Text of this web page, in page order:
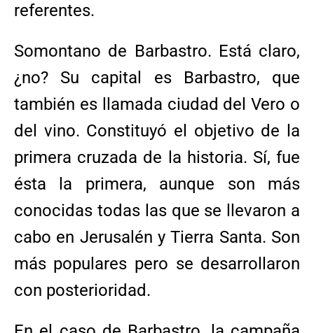
referentes.
Somontano de Barbastro. Está claro,
¿no? Su capital es Barbastro, que
también es llamada ciudad del Vero o
del vino. Constituyó el objetivo de la
primera cruzada de la historia. Sí, fue
ésta la primera, aunque son más
conocidas todas las que se llevaron a
cabo en Jerusalén y Tierra Santa. Son
más populares pero se desarrollaron
con posterioridad.